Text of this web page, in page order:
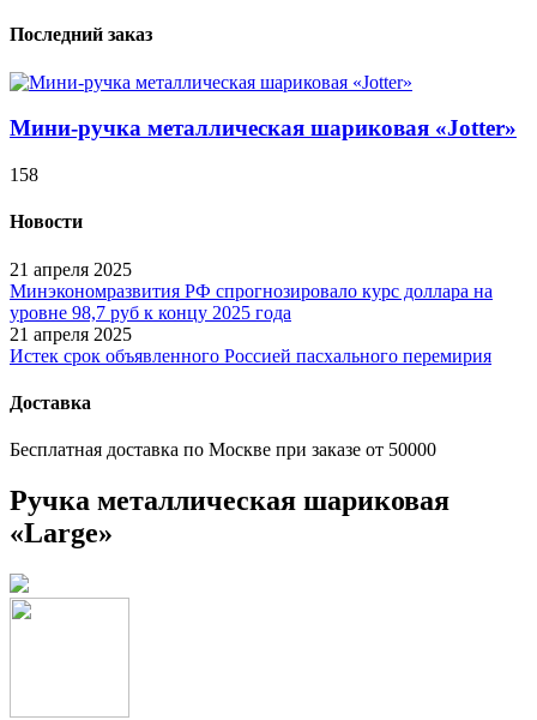
Последний заказ
Мини-ручка металлическая шариковая «Jotter»
158
Новости
21 апреля 2025
Минэкономразвития РФ спрогнозировало курс доллара на
уровне 98,7 руб к концу 2025 года
21 апреля 2025
Истек срок объявленного Россией пасхального перемирия
Доставка
Бесплатная доставка по Москве при заказе от 50000
Ручка металлическая шариковая
«Large»